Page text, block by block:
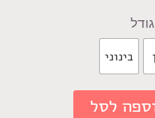
גודל
בינוני
לסל